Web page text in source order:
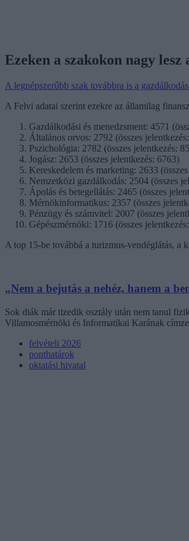
Ezeken a szakokon nagy lesz
A legnépszerűbb szak továbbra is a
A Felvi adatai szerint ezekre az államilag
Gazdálkodási és menedzsment: 4571
Általános orvos: 2792 (összes
Pszichológia: 2782 (összes jelentkezés:
Jogász: 2653 (összes jelentkezés: 6763)
Kereskedelem és marketing: 2633
Nemzetközi gazdálkodás: 2504 (összes
Ápolás és betegellátás: 2465 (összes
Mérnökinformatikus: 2357 (összes
Pénzügy és számvitel: 2007 (összes
Gépészmérnöki: 1716 (összes
A top 15-be továbbá a turizmus-vendéglátás, a
„Nem a bejutás a nehéz, hanem a
Sok diák már tizedik osztály után nem tanul
Villamosmérnöki és Informatikai Karának
felvételi 2026
ponthatárok
oktatási hivatal